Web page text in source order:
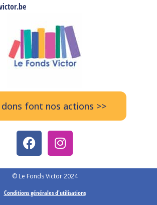
dons font nos actions >>
© Le Fonds Victor 2024
Conditions générales d'utilisations